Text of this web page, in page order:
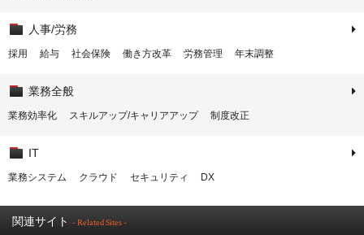
人事/労務
採用 給与 社会保険 働き方改革 労務管理 年末調整
業務全般
業務効率化 スキルアップ/キャリアアップ 制度改正
IT
業務システム クラウド セキュリティ DX
関連サイト - Related Sites -